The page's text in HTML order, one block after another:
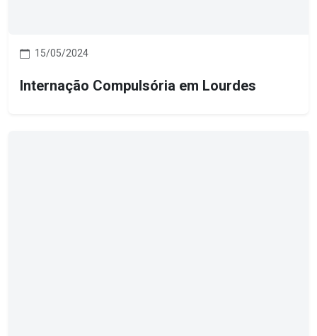
15/05/2024
Internação Compulsória em Lourdes